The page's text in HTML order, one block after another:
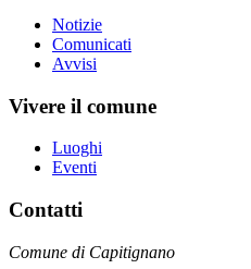
Notizie
Comunicati
Avvisi
Vivere il comune
Luoghi
Eventi
Contatti
Comune di Capitignano